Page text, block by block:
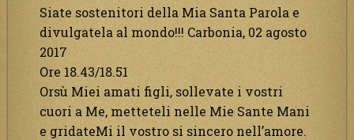
Siate sostenitori della Mia Santa Parola e
divulgatela al mondo!!! Carbonia, 02 agosto
2017
Ore 18.43/18.51
Orsù Miei amati figli, sollevate i vostri
cuori a Me, metteteli nelle Mie Sante Mani
e gridateMi il vostro si sincero nell’amore.